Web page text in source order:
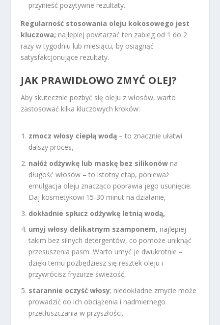
przynieść pozytywne rezultaty.
Regularność stosowania oleju kokosowego jest
kluczowa; najlepiej powtarzać ten zabieg od 1 do 2
razy w tygodniu lub miesiącu, by osiągnąć
satysfakcjonujące rezultaty.
JAK PRAWIDŁOWO ZMYĆ OLEJ?
Aby skutecznie pozbyć się oleju z włosów, warto
zastosować kilka kluczowych kroków:
zmocz włosy ciepłą wodą – to znacznie ułatwi
dalszy proces,
nałóż odżywkę lub maskę bez silikonów na
długość włosów – to istotny etap, ponieważ
emulgacja oleju znacząco poprawia jego usunięcie.
Daj kosmetykowi 15-30 minut na działanie,
dokładnie spłucz odżywkę letnią wodą,
umyj włosy delikatnym szamponem, najlepiej
takim bez silnych detergentów, co pomoże uniknąć
przesuszenia pasm. Warto umyć je dwukrotnie –
dzięki temu pozbędziesz się resztek oleju i
przywrócisz fryzurze świeżość,
starannie oczyść włosy; niedokładne zmycie może
prowadzić do ich obciążenia i nadmiernego
przetłuszczania w przyszłości.